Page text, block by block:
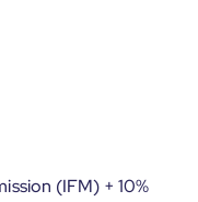
(IFM) + 10%